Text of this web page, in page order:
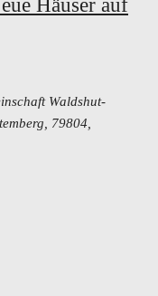
Häuser auf
Waldshut-
79804,